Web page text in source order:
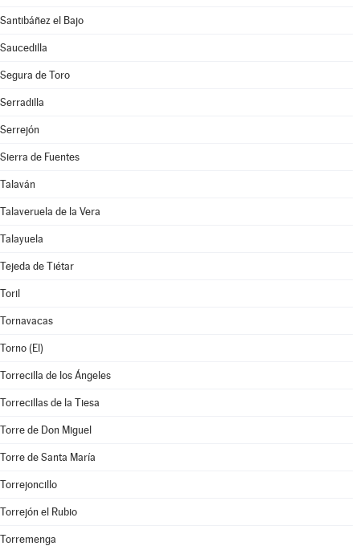
Santibáñez el Bajo
Saucedilla
Segura de Toro
Serradilla
Serrejón
Sierra de Fuentes
Talaván
Talaveruela de la Vera
Talayuela
Tejeda de Tiétar
Toril
Tornavacas
Torno (El)
Torrecilla de los Ángeles
Torrecillas de la Tiesa
Torre de Don Miguel
Torre de Santa María
Torrejoncillo
Torrejón el Rubio
Torremenga